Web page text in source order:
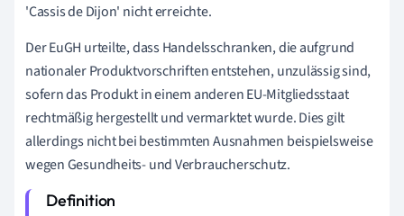
'Cassis de Dijon' nicht erreichte.
Der EuGH urteilte, dass Handelsschranken, die aufgrund
nationaler Produktvorschriften entstehen, unzulässig sind,
sofern das Produkt in einem anderen EU-Mitgliedsstaat
rechtmäßig hergestellt und vermarktet wurde. Dies gilt
allerdings nicht bei bestimmten Ausnahmen beispielsweise
wegen Gesundheits- und Verbraucherschutz.